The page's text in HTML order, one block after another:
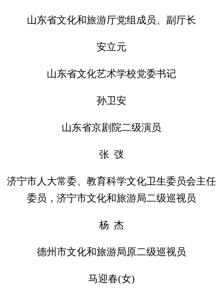
山东省文化和旅游厅党组成员、副厅长
安立元
山东省文化艺术学校党委书记
孙卫安
山东省京剧院二级演员
张 弢
济宁市人大常委、教育科学文化卫生委员会主任
委员，济宁市文化和旅游局二级巡视员
杨 杰
德州市文化和旅游局原二级巡视员
马迎春(女)